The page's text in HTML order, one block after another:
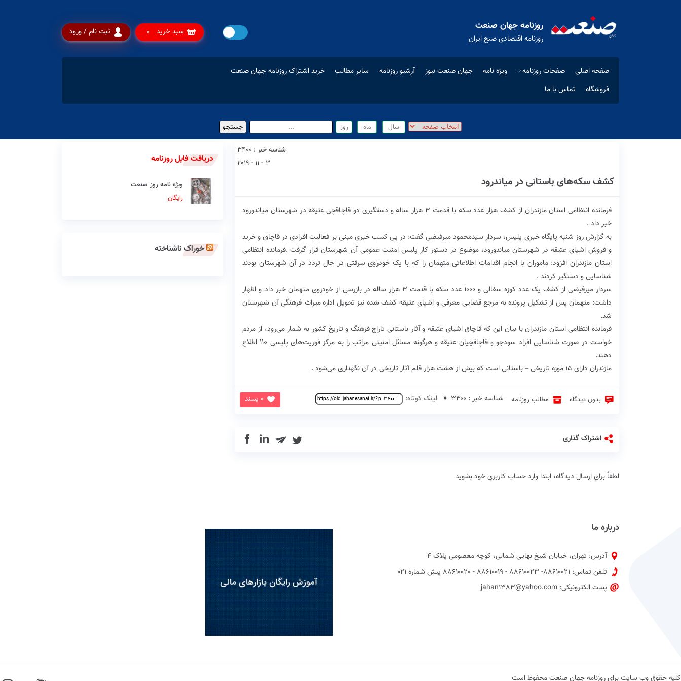
روزنامه جهان صنعت
روزنامه اقتصادی صبح ایران
ثبت نام / ورود سبد خرید 0
صفحه اصلی صفحات روزنامه ویژه نامه جهان صنعت نیوز آرشیو روزنامه سایر مطالب
خرید اشتراک روزنامه جهان صنعت
فروشگاه
تماس با ما
شناسه خبر : 3400
3 - 11 - 2019
کشف سکه‌های باستانی در میاندرود
فرمانده انتظامی استان مازندران از کشف هزار عدد سکه با قدمت ۳ هزار ساله و دستگیری دو قاچاقچی عتیقه در شهرستان میاندورود
خبر داد .
به گزارش روز شنبه پایگاه خبری پلیس‌، سردار سیدمحمود میرفیضی گفت: در پی کسب خبری مبنی بر فعالیت افرادی در قاچاق و خرید
و فروش اشیای عتیقه در شهرستان میاندورود، موضوع در دستور کار پلیس امنیت عمومی آن شهرستان قرار گرفت .فرمانده انتظامی
استان مازندران افزود: ماموران با انجام اقدامات اطلاعاتی متهمان را که با یک خودروی سرقتی در حال تردد در آن شهرستان بودند
شناسایی و دستگیر کردند .
سردار میرفیضی از کشف یک عدد کوزه سفالی و ۱۰۰۰ عدد سکه با قدمت ۳ هزار ساله در بازرسی از خودروی متهمان خبر داد و اظهار
داشت: متهمان پس از تشکیل پرونده به مرجع قضایی معرفی و اشیای عتیقه کشف شده نیز تحویل اداره میراث فرهنگی آن شهرستان
شد.
فرمانده انتظامی استان مازندران با بیان این که قاچاق اشیای عتیقه و آثار باستانی تاراج فرهنگ و تاریخ کشور به شمار می‌رود، از مردم
خواست در صورت شناسایی افراد سودجو و قاچاقچیان عتیقه و هرگونه مسائل امنیتی مراتب را به مرکز فوریت‌های پلیسی ۱۱۰ اطلاع
دهند.
مازندران دارای ۱۵ موزه تاریخی – باستانی است که بیش از هشت هزار قلم آثار تاریخی در آن نگهداری می‌شود .
بدون دیدگاه مطالب روزنامه 0 پسند شناسه خبر : 3400 ♦ لینک کوتاه:
اشتراک گذاری in
لطفاً براي ارسال دیدگاه، ابتدا وارد حساب كاربري خود بشويد
دریافت فایل روزنامه
ویژه نامه روز صنعت
رایگان
خوراک ناشناخته
درباره ما
آدرس: تهران، خیابان شیخ بهایی شمالی، کوچه معصومی پلاک 4
تلفن تماس: 88610021- 88610023 - 88610019 - 88610020 پیش شماره 021
پست الکترونیکی: jahan1383@yahoo.com
کلیه حقوق وب سایت برای روزنامه جهان صنعت محفوظ است